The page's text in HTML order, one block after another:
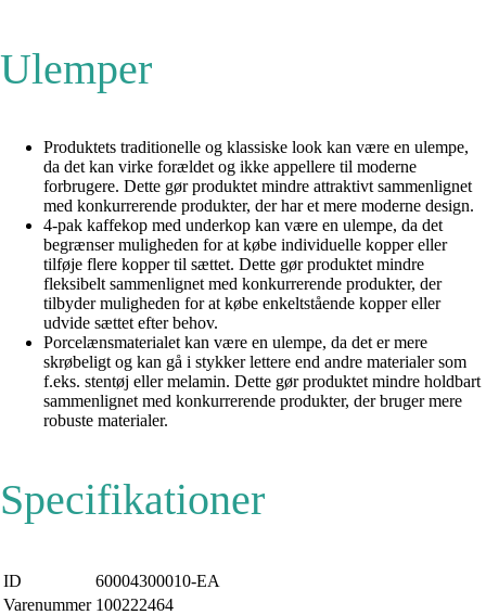
Ulemper
Produktets traditionelle og klassiske look kan være en ulempe,
da det kan virke forældet og ikke appellere til moderne
forbrugere. Dette gør produktet mindre attraktivt sammenlignet
med konkurrerende produkter, der har et mere moderne design.
4-pak kaffekop med underkop kan være en ulempe, da det
begrænser muligheden for at købe individuelle kopper eller
tilføje flere kopper til sættet. Dette gør produktet mindre
fleksibelt sammenlignet med konkurrerende produkter, der
tilbyder muligheden for at købe enkeltstående kopper eller
udvide sættet efter behov.
Porcelænsmaterialet kan være en ulempe, da det er mere
skrøbeligt og kan gå i stykker lettere end andre materialer som
f.eks. stentøj eller melamin. Dette gør produktet mindre holdbart
sammenlignet med konkurrerende produkter, der bruger mere
robuste materialer.
Specifikationer
ID
60004300010-EA
Varenummer 100222464